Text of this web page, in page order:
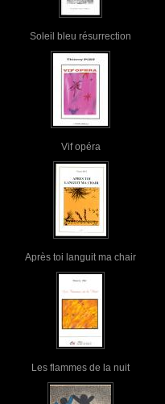
Soleil bleu résurrection
Vif opéra
Après toi languit ma chair
Les flammes de la nuit